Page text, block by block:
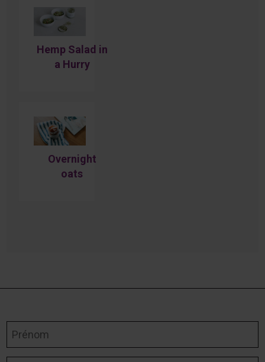
(Super Easy!)
Hemp Salad in
a Hurry
Overnight
oats